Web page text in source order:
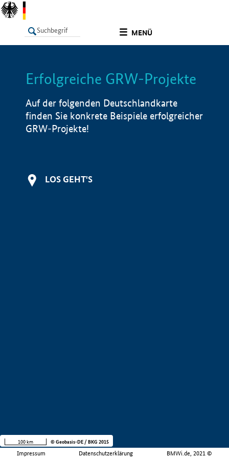
MENÜ
LISTE Info
Erfolgreiche GRW-Projekte
Auf der folgenden Deutschlandkarte
finden Sie konkrete Beispiele erfolgreicher
GRW-Projekte!
LOS GEHT'S
Impressum Datenschutzerklärung BMWi.de, 2021 ©
100 km © Geobasis-DE / BKG 2015